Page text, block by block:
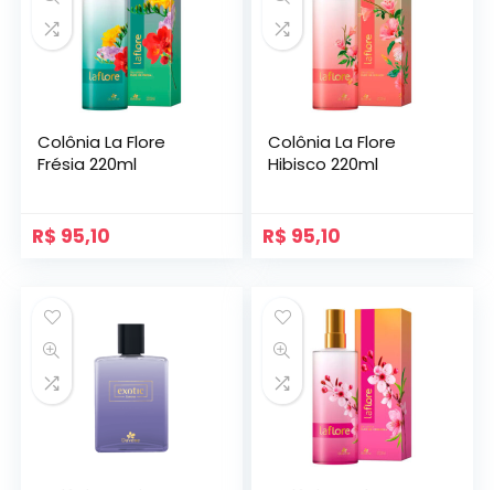
Colônia La Flore
Frésia 220ml
R$ 95,10
Colônia La Flore
Hibisco 220ml
R$ 95,10